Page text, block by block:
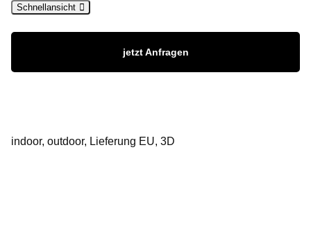
Schnellansicht
jetzt Anfragen
indoor, outdoor, Lieferung EU, 3D